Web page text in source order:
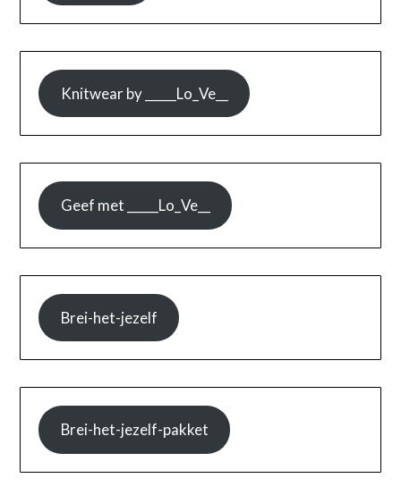
Knitwear by _____Lo_Ve__
Geef met _____Lo_Ve__
Brei-het-jezelf
Brei-het-jezelf-pakket